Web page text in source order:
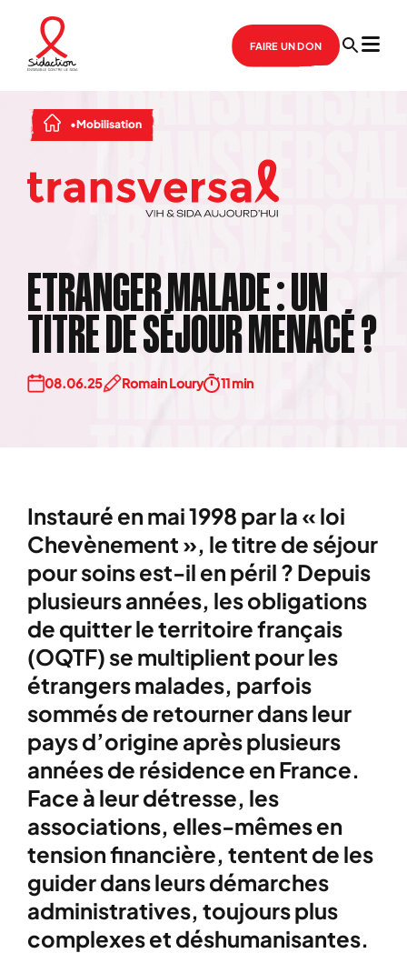
FAIRE UN DON
Mobilisation
ETRANGER MALADE : UN
TITRE DE SÉJOUR MENACÉ ?
08.06.25 Romain Loury 11 min
Instauré en mai 1998 par la « loi
Chevènement », le titre de séjour
pour soins est-il en péril ? Depuis
plusieurs années, les obligations
de quitter le territoire français
(OQTF) se multiplient pour les
étrangers malades, parfois
sommés de retourner dans leur
pays d’origine après plusieurs
années de résidence en France.
Face à leur détresse, les
associations, elles-mêmes en
tension financière, tentent de les
guider dans leurs démarches
administratives, toujours plus
complexes et déshumanisantes.